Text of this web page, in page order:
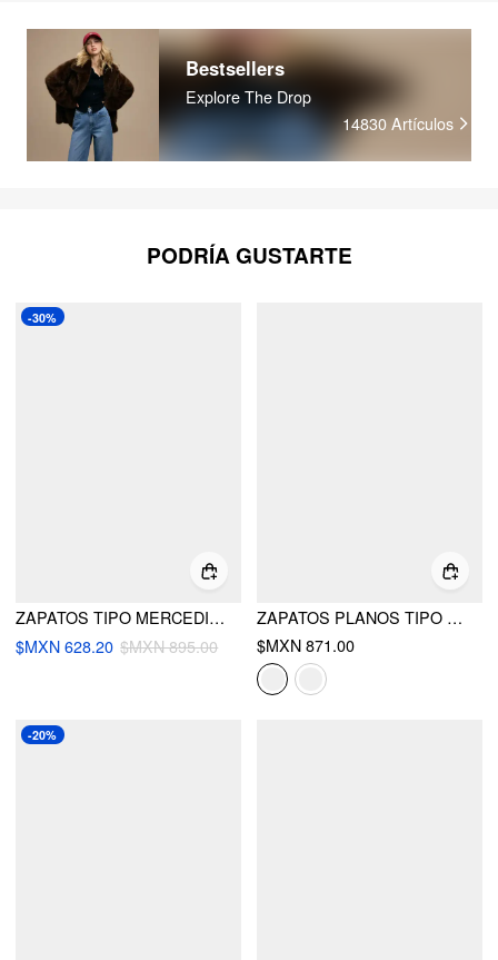
Bestsellers
Explore The Drop
14830 Artículos
PODRÍA GUSTARTE
-30%
ZAPATOS TIPO MERCEDITAS PELUDOS
$MXN 628.20 $MXN 895.00
ZAPATOS PLANOS TIPO MULE EYE
$MXN 871.00
-20%